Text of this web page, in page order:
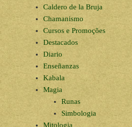
Caldero de la Bruja
Chamanismo
Cursos e Promoções
Destacados
Diario
Enseñanzas
Kabala
Magia
Runas
Simbologia
Mitologia